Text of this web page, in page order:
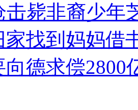
击毙非裔少年
家找到妈妈借
向德求偿2800